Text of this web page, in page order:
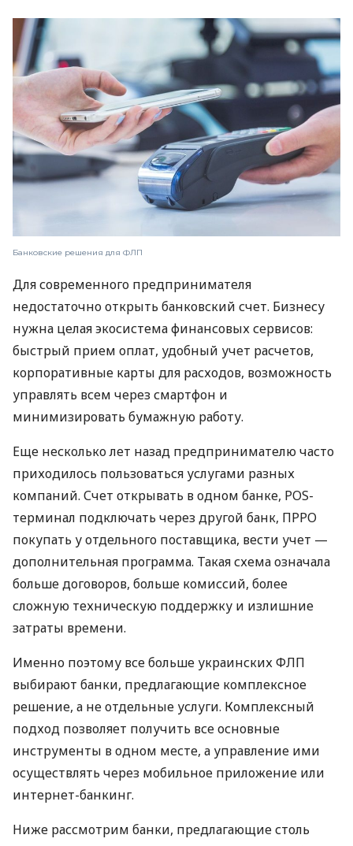
Банковские решения для ФЛП
Для современного предпринимателя
недостаточно открыть банковский счет. Бизнесу
нужна целая экосистема финансовых сервисов:
быстрый прием оплат, удобный учет расчетов,
корпоративные карты для расходов, возможность
управлять всем через смартфон и
минимизировать бумажную работу.
Еще несколько лет назад предпринимателю часто
приходилось пользоваться услугами разных
компаний. Счет открывать в одном банке, POS-
терминал подключать через другой банк, ПРРО
покупать у отдельного поставщика, вести учет —
дополнительная программа. Такая схема означала
больше договоров, больше комиссий, более
сложную техническую поддержку и излишние
затраты времени.
Именно поэтому все больше украинских ФЛП
выбирают банки, предлагающие комплексное
решение, а не отдельные услуги. Комплексный
подход позволяет получить все основные
инструменты в одном месте, а управление ими
осуществлять через мобильное приложение или
интернет-банкинг.
Ниже рассмотрим банки, предлагающие столь